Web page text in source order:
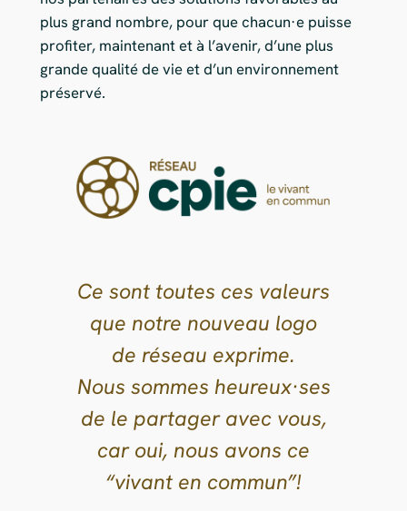
plus grand nombre, pour que chacun·e puisse
profiter, maintenant et à l’avenir, d’une plus
grande qualité de vie et d’un environnement
préservé.
Ce sont toutes ces valeurs
que notre nouveau logo
de réseau exprime.
Nous sommes heureux·ses
de le partager avec vous,
car oui, nous avons ce
“vivant en commun”!